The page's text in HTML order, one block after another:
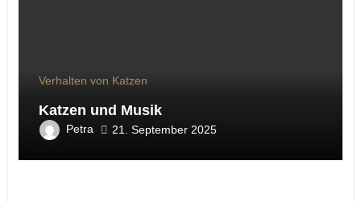
Verhalten von Katzen
Katzen und Musik
Petra 21. September 2025